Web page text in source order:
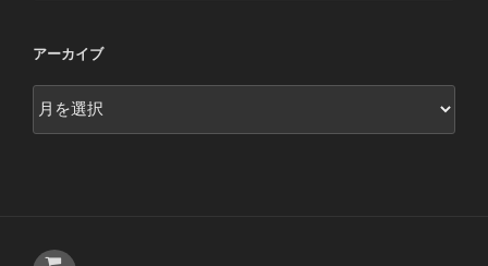
アーカイブ
ー